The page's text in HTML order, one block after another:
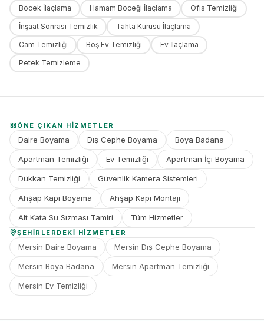
Böcek İlaçlama Hamam Böceği İlaçlama Ofis Temizliği
İnşaat Sonrası Temizlik Tahta Kurusu İlaçlama
Cam Temizliği Boş Ev Temizliği Ev İlaçlama
Petek Temizleme
ÖNE ÇIKAN HIZMETLER
Daire Boyama Dış Cephe Boyama Boya Badana
Apartman Temizliği Ev Temizliği Apartman İçi Boyama
Dükkan Temizliği Güvenlik Kamera Sistemleri
Ahşap Kapı Boyama Ahşap Kapı Montajı
Alt Kata Su Sızması Tamiri Tüm Hizmetler
ŞEHIRLERDEKI HIZMETLER
Mersin Daire Boyama Mersin Dış Cephe Boyama
Mersin Boya Badana Mersin Apartman Temizliği
Mersin Ev Temizliği